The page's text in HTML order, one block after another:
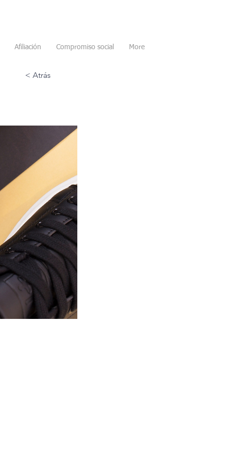
Afiliación Compromiso social More
< Atrás